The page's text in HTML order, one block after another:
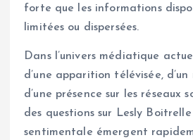
forte que les informations
limitées ou dispersées.
Dans l’univers médiatique
d’une apparition télévisée,
d’une présence sur les réseaux
des questions sur Lesly
sentimentale émergent